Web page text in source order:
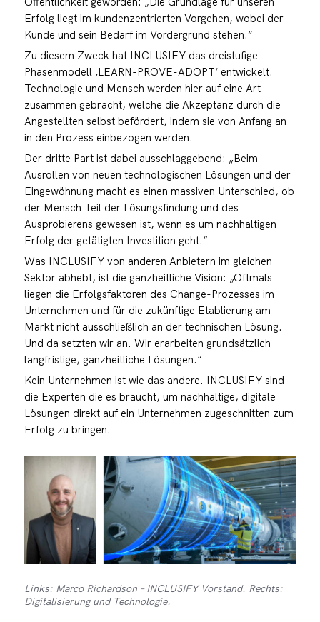
Erfolg liegt im kundenzentrierten Vorgehen, wobei der
Kunde und sein Bedarf im Vordergrund stehen.“
Zu diesem Zweck hat INCLUSIFY das dreistufige
Phasenmodell ‚LEARN-PROVE-ADOPT‘ entwickelt.
Technologie und Mensch werden hier auf eine Art
zusammen gebracht, welche die Akzeptanz durch die
Angestellten selbst befördert, indem sie von Anfang an
in den Prozess einbezogen werden.
Der dritte Part ist dabei ausschlaggebend: „Beim
Ausrollen von neuen technologischen Lösungen und der
Eingewöhnung macht es einen massiven Unterschied, ob
der Mensch Teil der Lösungsfindung und des
Ausprobierens gewesen ist, wenn es um nachhaltigen
Erfolg der getätigten Investition geht.“
Was INCLUSIFY von anderen Anbietern im gleichen
Sektor abhebt, ist die ganzheitliche Vision: „Oftmals
liegen die Erfolgsfaktoren des Change-Prozesses im
Unternehmen und für die zukünftige Etablierung am
Markt nicht ausschließlich an der technischen Lösung.
Und da setzten wir an. Wir erarbeiten grundsätzlich
langfristige, ganzheitliche Lösungen.“
Kein Unternehmen ist wie das andere. INCLUSIFY sind
die Experten die es braucht, um nachhaltige, digitale
Lösungen direkt auf ein Unternehmen zugeschnitten zum
Erfolg zu bringen.
Links: Marco Richardson – INCLUSIFY Vorstand. Rechts:
Digitalisierung und Technologie.